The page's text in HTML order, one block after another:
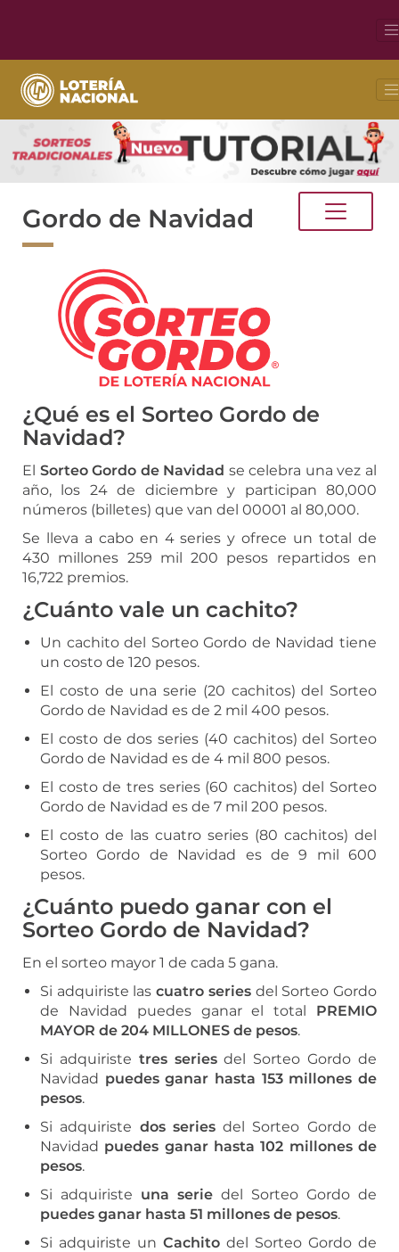
Gordo de Navidad
¿Qué es el Sorteo Gordo de
Navidad?
El Sorteo Gordo de Navidad se celebra una vez al
año, los 24 de diciembre y participan 80,000
números (billetes) que van del 00001 al 80,000.
Se lleva a cabo en 4 series y ofrece un total de
430 millones 259 mil 200 pesos repartidos en
16,722 premios.
¿Cuánto vale un cachito?
Un cachito del Sorteo Gordo de Navidad tiene
un costo de 120 pesos.
El costo de una serie (20 cachitos) del Sorteo
Gordo de Navidad es de 2 mil 400 pesos.
El costo de dos series (40 cachitos) del Sorteo
Gordo de Navidad es de 4 mil 800 pesos.
El costo de tres series (60 cachitos) del Sorteo
Gordo de Navidad es de 7 mil 200 pesos.
El costo de las cuatro series (80 cachitos) del
Sorteo Gordo de Navidad es de 9 mil 600
pesos.
¿Cuánto puedo ganar con el
Sorteo Gordo de Navidad?
En el sorteo mayor 1 de cada 5 gana.
Si adquiriste lascuatro series del Sorteo Gordo
de Navidad puedes ganar el total PREMIO
MAYOR de 204 MILLONES de pesos.
Si adquiriste tres seriesdel Sorteo Gordo de
Navidad puedes ganar hasta 153 millones de
pesos.
Si adquiriste dos seriesdel Sorteo Gordo de
Navidad puedes ganar hasta 102 millones de
pesos.
Si adquiriste una serie del Sorteo Gordo de
puedes ganar hasta 51 millones de pesos.
Si adquiriste un Cachito del Sorteo Gordo de